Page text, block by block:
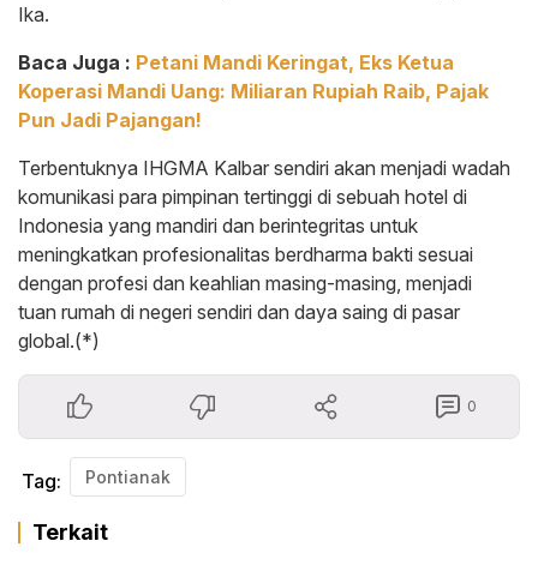
Ika.
Baca Juga : Petani Mandi Keringat, Eks Ketua
Koperasi Mandi Uang: Miliaran Rupiah Raib, Pajak
Pun Jadi Pajangan!
Terbentuknya IHGMA Kalbar sendiri akan menjadi wadah
komunikasi para pimpinan tertinggi di sebuah hotel di
Indonesia yang mandiri dan berintegritas untuk
meningkatkan profesionalitas berdharma bakti sesuai
dengan profesi dan keahlian masing-masing, menjadi
tuan rumah di negeri sendiri dan daya saing di pasar
global.(*)
0
Tag: Pontianak
Terkait